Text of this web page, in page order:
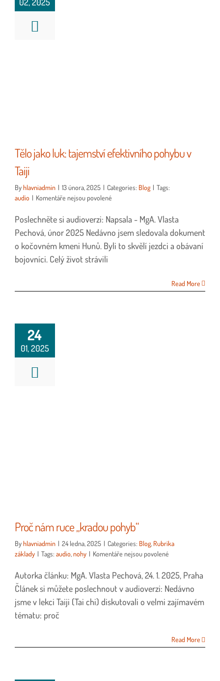
Tělo jako luk: tajemství efektivního pohybu v
Taiji
Byhlavniadmin | 13 února, 2025 | Categories: Blog | Tags:
audio | Komentáře nejsou povolenéu
s
názvem
Tělo
jako
pohybu
Poslechněte si audioverzi: Napsala - MgA. Vlasta
Pechová, únor 2025 Nedávno jsem sledovala dokument
o kočovném kmeni Hunů. Byli to skvělí jezdci a obávaní
bojovníci. Celý život strávili
Read More
24
01, 2025
Proč nám ruce „kradou pohyb“
Byhlavniadmin | 24 ledna, 2025 | Categories: Blog, Rubrika
základy | Tags: audio,nohy | Komentáře nejsou povolenéu
s
názvem
Proč
nám
pohyb“
Autorka článku: MgA. Vlasta Pechová, 24. 1. 2025, Praha
Článek si můžete poslechnout v audioverzi: Nedávno
jsme v lekci Taiji (Tai chi) diskutovali o velmi zajímavém
tématu: proč
Read More